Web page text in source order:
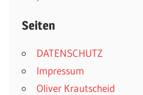
Seiten
DATENSCHUTZ
Impressum
Oliver Krautscheid